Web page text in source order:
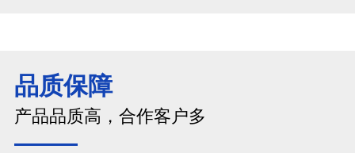
品质保障
产品品质高，合作客户多